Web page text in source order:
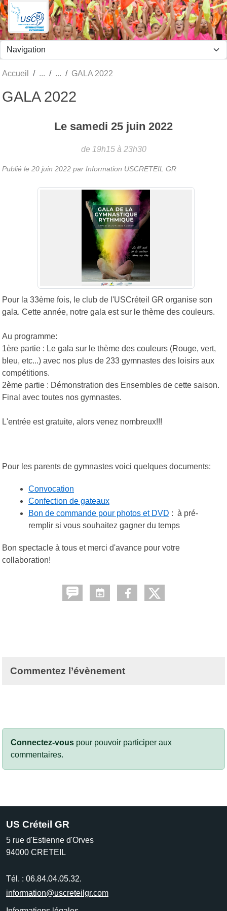
Accueil GALA 2022
GALA 2022
Le samedi 25 juin 2022
de 19h15 à 23h30
Publié le 20 juin 2022 par Information USCRETEIL GR
Pour la 33ème fois, le club de l'USCréteil GR organise son
gala. Cette année, notre gala est sur le thème des couleurs.
Au programme:
1ère partie : Le gala sur le thème des couleurs (Rouge, vert,
bleu, etc...) avec nos plus de 233 gymnastes des loisirs aux
compétitions.
2ème partie : Démonstration des Ensembles de cette saison.
Final avec toutes nos gymnastes.
L'entrée est gratuite, alors venez nombreux!!!
Pour les parents de gymnastes voici quelques documents:
Convocation
Confection de gateaux
Bon de commande pour photos et DVD : à pré-
remplir si vous souhaitez gagner du temps
Bon spectacle à tous et merci d'avance pour votre
collaboration!
Commentez l’évènement
Connectez-vous pour pouvoir participer aux
commentaires.
US Créteil GR
5 rue d'Estienne d'Orves
94000 CRETEIL
Tél. : 06.84.04.05.32.
information@uscreteilgr.com
Panneau de gestion des cookies